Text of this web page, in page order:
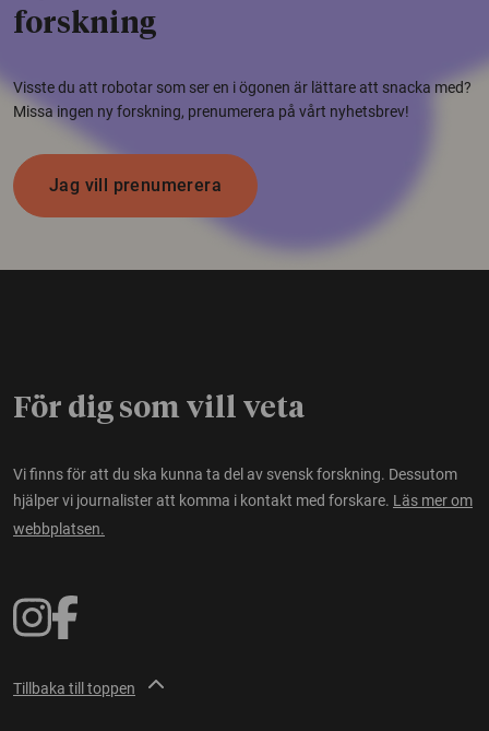
forskning
Visste du att robotar som ser en i ögonen är lättare att snacka med?
Missa ingen ny forskning, prenumerera på vårt nyhetsbrev!
Jag vill prenumerera
För dig som vill veta
Vi finns för att du ska kunna ta del av svensk forskning. Dessutom
hjälper vi journalister att komma i kontakt med forskare. Läs mer om
webbplatsen.
Tillbaka till toppen